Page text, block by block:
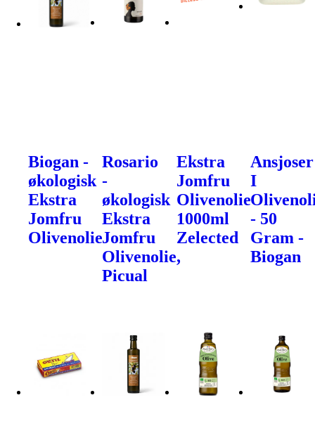
Biogan -
økologisk
Ekstra
Jomfru
Olivenolie
Rosario
-
økologisk
Ekstra
Jomfru
Olivenolie,
Picual
Ekstra
Jomfru
Olivenolie
1000ml
Zelected
Ansjoser
I
- 50
Gram -
Biogan